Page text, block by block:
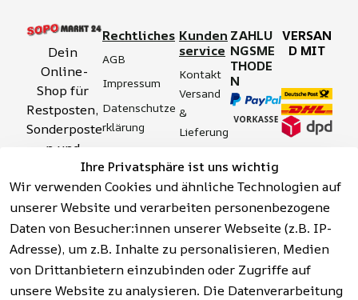
Ihre Privatsphäre ist uns wichtig
Wir verwenden Cookies und ähnliche Technologien auf
unserer Website und verarbeiten personenbezogene
Daten von Besucher:innen unserer Webseite (z.B. IP-
Adresse), um z.B. Inhalte zu personalisieren, Medien
von Drittanbietern einzubinden oder Zugriffe auf
unsere Website zu analysieren. Die Datenverarbeitung
Dein
Online-
Shop für
Restposten,
Sonderposte
n und
Aktionsartik
el rund um
Werkzeuge,
Garten,
Haushalt
und mehr.
Rechtliches
AGB
Impressum
Datenschutze
rklärung
tserklärung
Widerrufsrech
t
Hinweise zur
Batterieentso
rgung
Kunden
service
Kontakt
Versand
&
Lieferung
&
Sicherhei
t
Häufige
Fragen
(FAQ)
ZAHLU
NGSME
THODE
N
VERSAN
D MIT